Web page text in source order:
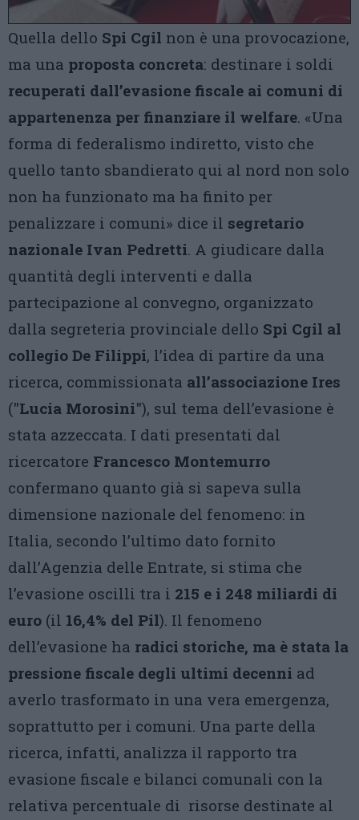
Quella dello Spi Cgil non è una provocazione,
ma una proposta concreta: destinare i soldi
recuperati dall’evasione fiscale ai comuni di
appartenenza per finanziare il welfare. «Una
forma di federalismo indiretto, visto che
quello tanto sbandierato qui al nord non solo
non ha funzionato ma ha finito per
penalizzare i comuni» dice il segretario
nazionale Ivan Pedretti. A giudicare dalla
quantità degli interventi e dalla
partecipazione al convegno, organizzato
dalla segreteria provinciale dello Spi Cgil al
collegio De Filippi, l’idea di partire da una
ricerca, commissionata all’associazione Ires
("Lucia Morosini"), sul tema dell’evasione è
stata azzeccata. I dati presentati dal
ricercatore Francesco Montemurro
confermano quanto già si sapeva sulla
dimensione nazionale del fenomeno: in
Italia, secondo l’ultimo dato fornito
dall’Agenzia delle Entrate, si stima che
l’evasione oscilli tra i 215 e i 248 miliardi di
euro (il 16,4% del Pil). Il fenomeno
dell’evasione ha radici storiche, ma è stata la
pressione fiscale degli ultimi decenni ad
averlo trasformato in una vera emergenza,
soprattutto per i comuni. Una parte della
ricerca, infatti, analizza il rapporto tra
evasione fiscale e bilanci comunali con la
relativa percentuale di risorse destinate al